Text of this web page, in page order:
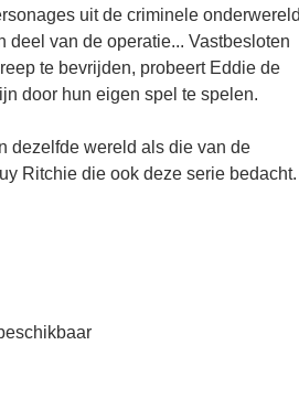
uit de criminele
deel van de operatie... Vastbesloten
te bevrijden, probeert Eddie de
door hun eigen spel te spelen.
dezelfde wereld als die van de
Ritchie die ook deze serie bedacht.